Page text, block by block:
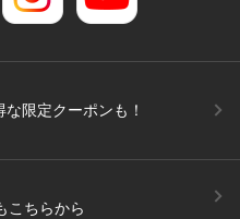
限定クーポンも！
こちらから